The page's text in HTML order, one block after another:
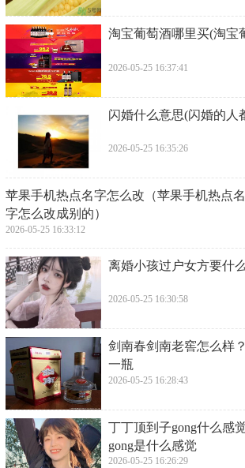
淘宝葡萄酒哪里买(淘宝
2026-05-25 16:37:41
闪婚什么意思(闪婚的人
2026-05-25 16:35:26
​苹果手机热点名字怎么改（苹果手机热点名
字怎么改成别的）
2026-05-25 16:33:12
离婚小孩过户女方要什
2026-05-25 16:30:58
剑南春剑南老窖怎么样
一瓶
2026-05-25 16:28:43
丁丁顶到子gong什么感
gong是什么感觉
2026-05-25 16:26:29